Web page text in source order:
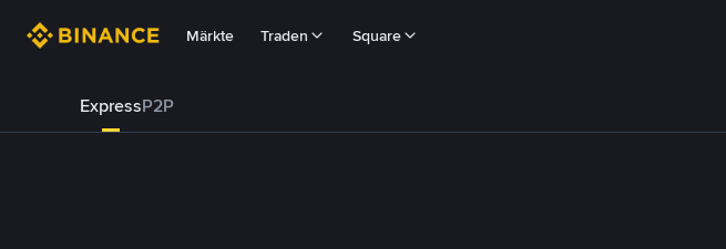
Märkte Traden Square
ExpressP2P